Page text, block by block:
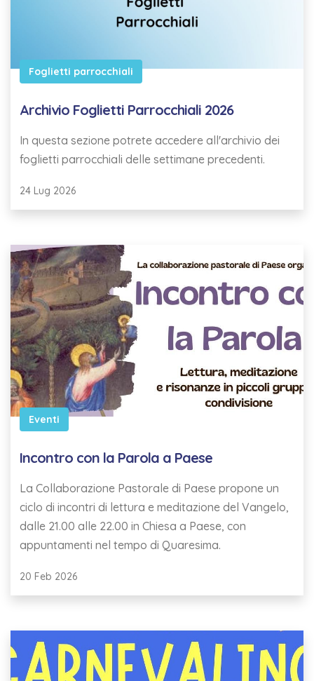
Foglietti parrocchiali
Archivio Foglietti Parrocchiali 2026
In questa sezione potrete accedere all'archivio dei
foglietti parrocchiali delle settimane precedenti.
24 Lug 2026
Eventi
Incontro con la Parola a Paese
La Collaborazione Pastorale di Paese propone un
ciclo di incontri di lettura e meditazione del Vangelo,
dalle 21.00 alle 22.00 in Chiesa a Paese, con
appuntamenti nel tempo di Quaresima.
20 Feb 2026